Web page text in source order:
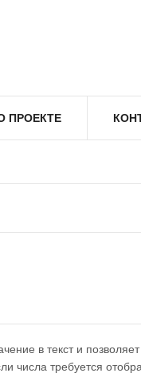
ПРОЕКТЕ
в текст и
числа требуется